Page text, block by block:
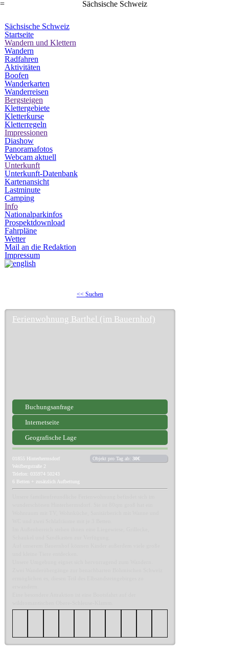
Sächsische Schweiz
=
Sächsische Schweiz
Startseite
Wandern und Klettern
Wandern
Radfahren
Aktivitäten
Boofen
Wanderkarten
Wanderreisen
Bergsteigen
Klettergebiete
Kletterkurse
Kletterregeln
Impressionen
Diashow
Panoramafotos
Webcam aktuell
Unterkunft
Unterkunft-Datenbank
Kartenansicht
Lastminute
Camping
Info
Nationalparkinfos
Prospektdownload
Fahrpläne
Wetter
Mail an die Redaktion
Impressum
<< Suchen
Ferienwohnung Barthel (im Bauernhof)
Buchungsanfrage
Internetseite
Geografische Lage
01855
Hinterhermsdorf
Weifbergstraße 2
Telefon: 035974 50243
6 Betten + zusätzlich Aufbettung
Objekt pro Tag ab: 30€